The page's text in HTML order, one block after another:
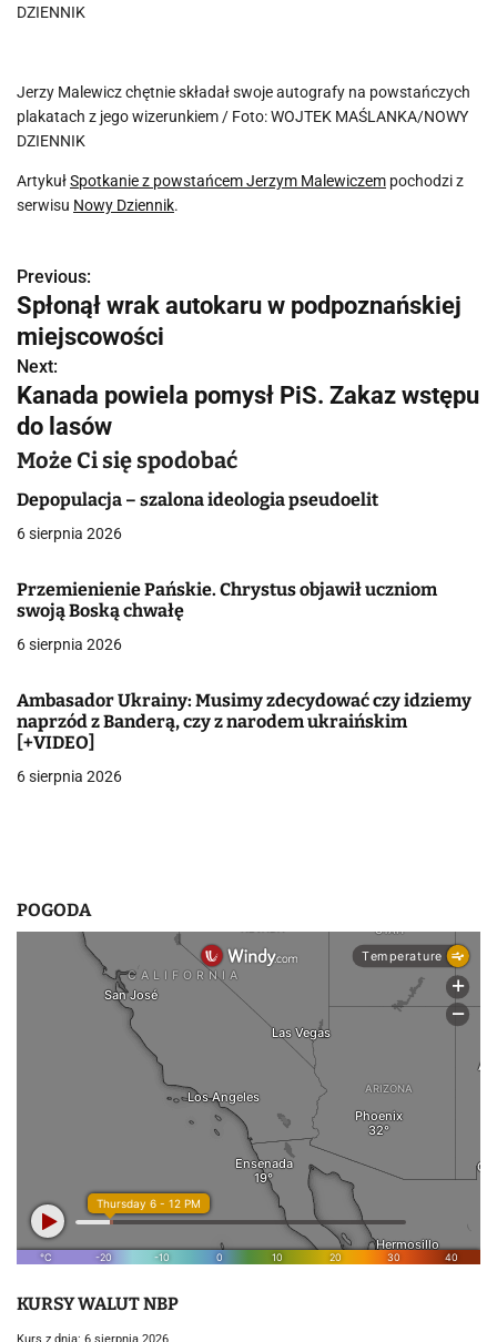
DZIENNIK
Jerzy Malewicz chętnie składał swoje autografy na powstańczych
plakatach z jego wizerunkiem / Foto: WOJTEK MAŚLANKA/NOWY
DZIENNIK
ArtykułSpotkanie z powstańcem Jerzym Malewiczem pochodzi z
serwisu Nowy Dziennik.
N
a
w
i
g
a
c
j
a
p
i
s
Previous:
Spłonął wrak autokaru w podpoznańskiej
miejscowości
Next:
Kanada powiela pomysł PiS. Zakaz wstępu
do lasów
Może Ci się spodobać
Depopulacja – szalona ideologia pseudoelit
6 sierpnia 2026
Przemienienie Pańskie. Chrystus objawił uczniom
swoją Boską chwałę
6 sierpnia 2026
Ambasador Ukrainy: Musimy zdecydować czy idziemy
naprzód z Banderą, czy z narodem ukraińskim
[+VIDEO]
6 sierpnia 2026
POGODA
KURSY WALUT NBP